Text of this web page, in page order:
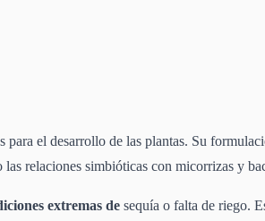
el desarrollo de las plantas. Su
relaciones simbióticas con micorrizas y
extremas de sequía o falta de riego.